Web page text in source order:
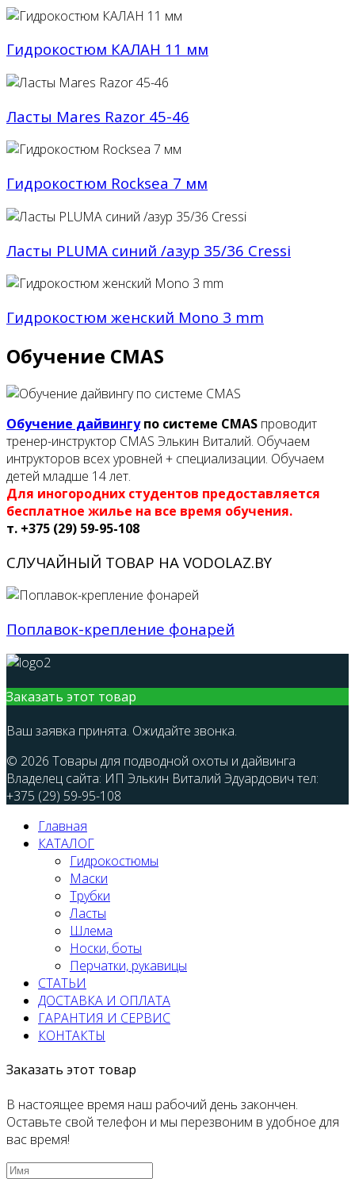
Гидрокостюм КАЛАН 11 мм
Ласты Mares Razor 45-46
Гидрокостюм Rocksea 7 мм
Ласты PLUMA синий /азур 35/36 Cressi
Гидрокостюм женский Mono 3 mm
Обучение CMAS
Обучение дайвингупо системе CMAS проводит
тренер-инструктор CMAS Элькин Виталий. Обучаем
интрукторов всех уровней + специализации. Обучаем
детей младше 14 лет.
Для иногородних студентов предоставляется
бесплатное жилье на все время обучения.
т. +375 (29) 59-95-108
СЛУЧАЙНЫЙ ТОВАР НА VODOLAZ.BY
Поплавок-крепление фонарей
Заказать этот товар
Ваш заявка принята. Ожидайте звонка.
© 2026 Товары для подводной охоты и дайвинга
Владелец сайта: ИП Элькин Виталий Эдуардович тел:
+375 (29) 59-95-108
Главная
КАТАЛОГ
Гидрокостюмы
Маски
Трубки
Ласты
Шлема
Носки, боты
Перчатки, рукавицы
СТАТЬИ
ДОСТАВКА И ОПЛАТА
ГАРАНТИЯ И СЕРВИС
КОНТАКТЫ
Заказать этот товар
В настоящее время наш рабочий день закончен.
Оставьте свой телефон и мы перезвоним в удобное для
вас время!